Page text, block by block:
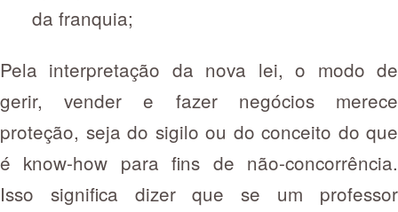
da franquia;
Pela interpretação da nova lei, o modo de
gerir, vender e fazer negócios merece
proteção, seja do sigilo ou do conceito do que
é know-how para fins de não-concorrência.
Isso significa dizer que se um professor